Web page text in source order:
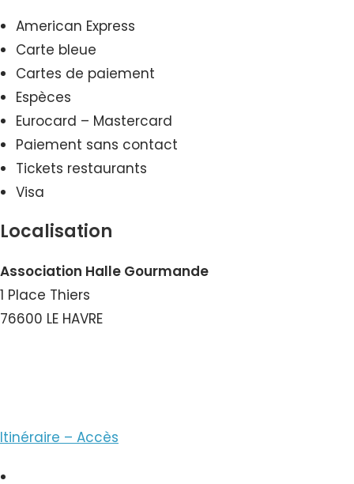
American Express
Carte bleue
Cartes de paiement
Espèces
Eurocard – Mastercard
Paiement sans contact
Tickets restaurants
Visa
Localisation
Association Halle Gourmande
1 Place Thiers
76600 LE HAVRE
Itinéraire – Accès